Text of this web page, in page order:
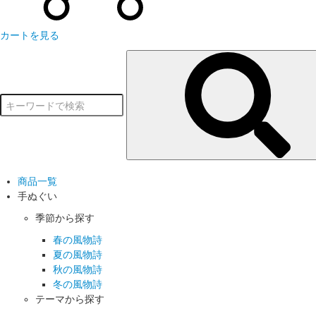
カートを見る
商品一覧
手ぬぐい
季節から探す
春の風物詩
夏の風物詩
秋の風物詩
冬の風物詩
テーマから探す